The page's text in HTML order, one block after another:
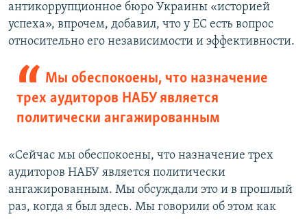
антикоррупционное бюро Украины «историей
успеха», впрочем, добавил, что у ЕС есть вопрос
относительно его независимости и эффективности.
Мы обеспокоены, что назначение
трех аудиторов НАБУ является
политически ангажированным
«Сейчас мы обеспокоены, что назначение трех
аудиторов НАБУ является политически
ангажированным. Мы обсуждали это и в прошлый
раз, когда я был здесь. Мы говорили об этом как